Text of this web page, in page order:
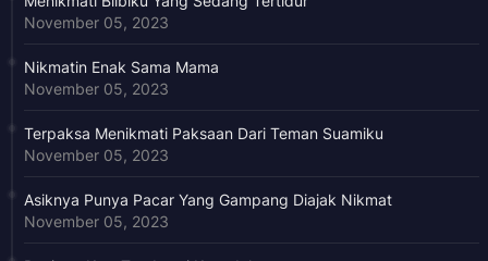
November 05, 2023
Nikmatin Enak Sama Mama
November 05, 2023
Terpaksa Menikmati Paksaan Dari Teman Suamiku
November 05, 2023
Asiknya Punya Pacar Yang Gampang Diajak Nikmat
November 05, 2023